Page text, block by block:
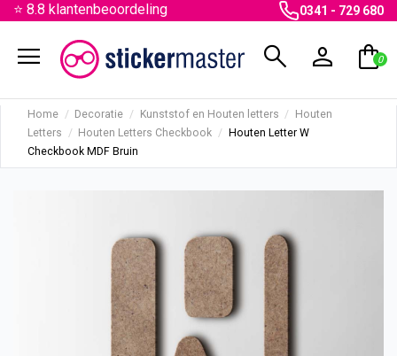
⭐ 8.8 klantenbeoordeling 0341 - 729 680
menu search person shopping_bag
0
Home Decoratie Kunststof en Houten letters
Houten
Letters
Houten Letters Checkbook
Houten Letter W
Checkbook MDF Bruin